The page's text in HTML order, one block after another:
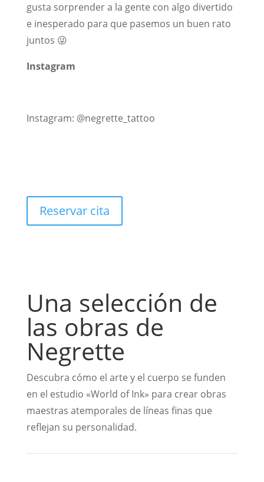
gusta sorprender a la gente con algo divertido
e inesperado para que pasemos un buen rato
juntos 😜
Instagram
Instagram: @negrette_tattoo
Reservar cita
Una selección de
las obras de
Negrette
Descubra cómo el arte y el cuerpo se funden
en el estudio «World of Ink» para crear obras
maestras atemporales de líneas finas que
reflejan su personalidad.